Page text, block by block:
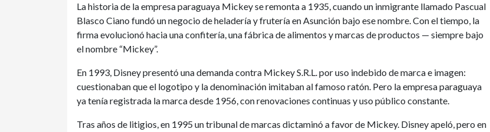
La historia de la empresa paraguaya Mickey se remonta a 1935, cuando un inmigrante llamado Pascual
Blasco Ciano fundó un negocio de heladería y frutería en Asunción bajo ese nombre. Con el tiempo, la
firma evolucionó hacia una confitería, una fábrica de alimentos y marcas de productos — siempre bajo
el nombre “Mickey”.
En 1993, Disney presentó una demanda contra Mickey S.R.L. por uso indebido de marca e imagen:
cuestionaban que el logotipo y la denominación imitaban al famoso ratón. Pero la empresa paraguaya
ya tenía registrada la marca desde 1956, con renovaciones continuas y uso público constante.
Tras años de litigios, en 1995 un tribunal de marcas dictaminó a favor de Mickey. Disney apeló, pero en